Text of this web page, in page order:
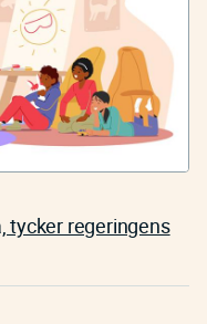
tycker regeringens